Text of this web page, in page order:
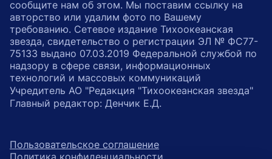
сообщите нам об этом. Мы поставим ссылку на
авторство или удалим фото по Вашему
требованию. Сетевое издание Тихоокеанская
звезда, свидетельство о регистрации ЭЛ № ФС77-
75133 выдано 07.03.2019 Федеральной службой по
надзору в сфере связи, информационных
технологий и массовых коммуникаций
Учредитель АО "Редакция "Тихоокеанская звезда"
Главный редактор: Денчик Е.Д.
Пользовательское соглашение
Политика конфиденциальности